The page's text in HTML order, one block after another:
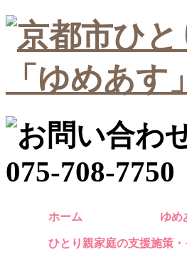
ホーム ゆめ
ひとり親家庭の支援施策